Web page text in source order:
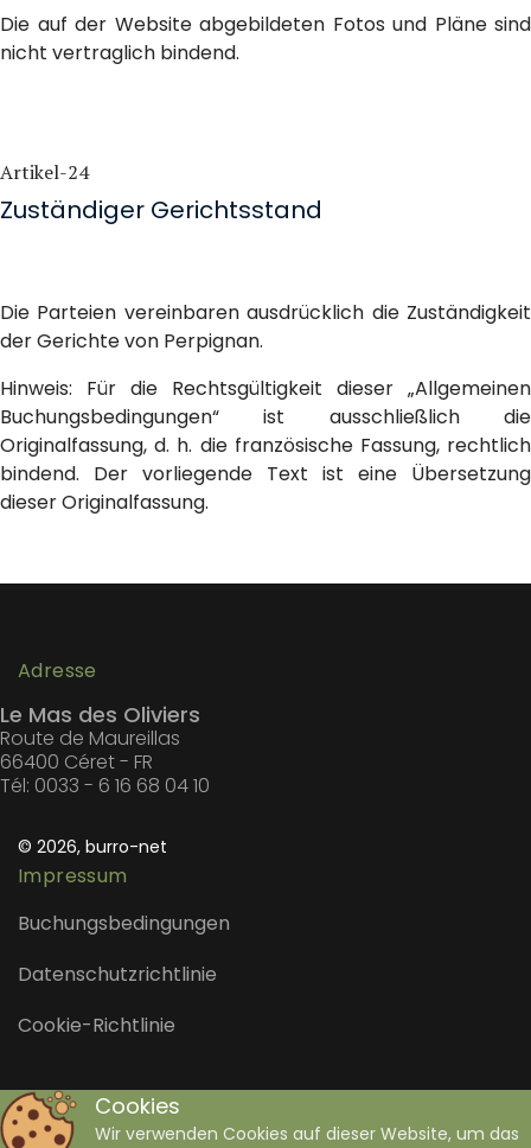
Die auf der Website abgebildeten Fotos und Pläne sind
nicht vertraglich bindend.
Artikel-24
Zuständiger Gerichtsstand
Die Parteien vereinbaren ausdrücklich die Zuständigkeit
der Gerichte von Perpignan.
Hinweis: Für die Rechtsgültigkeit dieser „Allgemeinen
Buchungsbedingungen“ ist ausschließlich die
Originalfassung, d. h. die französische Fassung, rechtlich
bindend. Der vorliegende Text ist eine Übersetzung
dieser Originalfassung.
Adresse
Le Mas des Oliviers
Route de Maureillas
66400 Céret - FR
Tél: 0033 - 6 16 68 04 10
© 2026, burro-net
Impressum
Buchungsbedingungen
Datenschutzrichtlinie
Cookie-Richtlinie
Cookies
Wir verwenden Cookies auf dieser Website, um das